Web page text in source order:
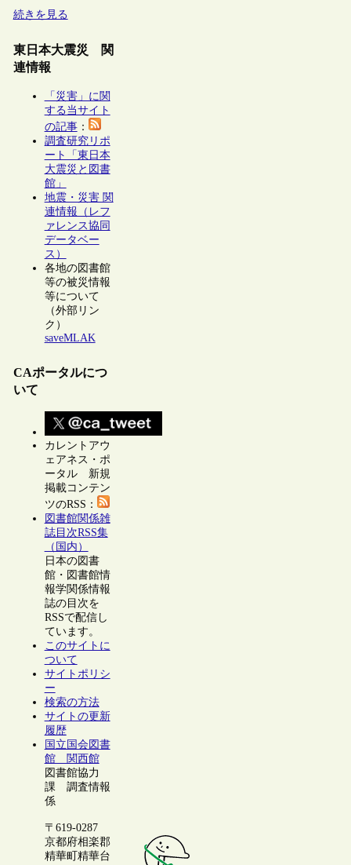
続きを見る
東日本大震災 関
連情報
「災害」に関
する当サイト
の記事：
調査研究リポ
ート「東日本
大震災と図書
館」
地震・災害 関
連情報（レフ
ァレンス協同
データベー
ス）
各地の図書館
等の被災情報
等について
（外部リン
ク）
saveMLAK
CAポータルにつ
いて
カレントアウ
ェアネス・ポ
ータル 新規
掲載コンテン
ツのRSS：
図書館関係雑
誌目次RSS集
（国内）
日本の図書
館・図書館情
報学関係情報
誌の目次を
RSSで配信し
ています。
このサイトに
ついて
サイトポリシ
ー
検索の方法
サイトの更新
履歴
国立国会図書
館 関西館
図書館協力
課 調査情報
係
〒619-0287
京都府相楽郡
精華町精華台